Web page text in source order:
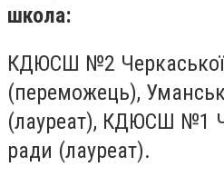
школа:
КДЮСШ №2 Черкаської
(переможець),
(лауреат), КДЮСШ №1
ради (лауреат).